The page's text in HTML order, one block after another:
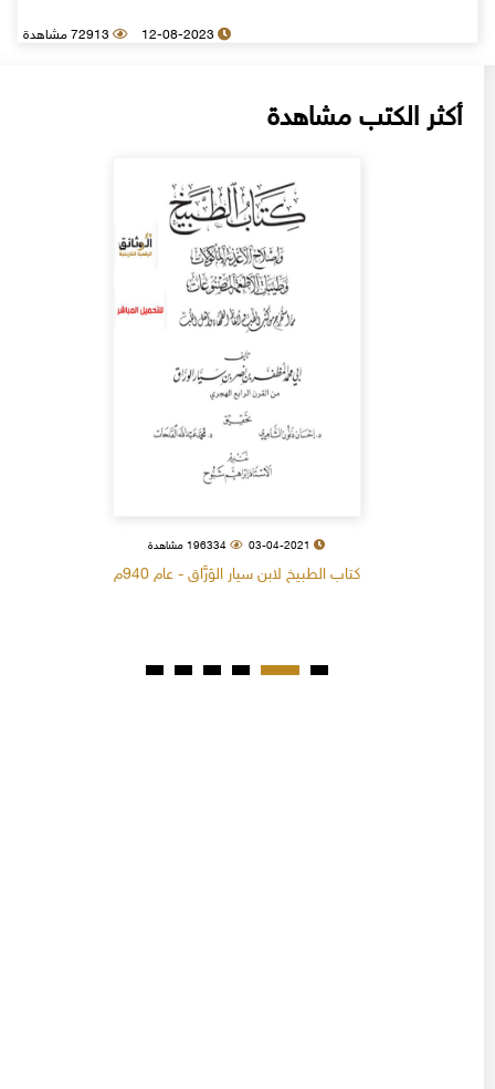
12-08-2023 72913 مشاهدة
أكثر الكتب مشاهدة
03-04-2021 196334 مشاهدة
كتاب الطبيخ لابن سيار الوَرَّاق - عام 940م